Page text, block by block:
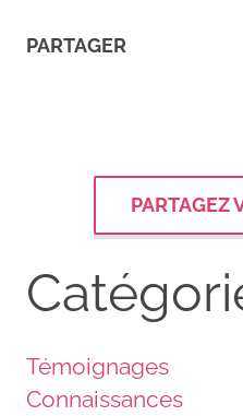
PARTAGER
PARTAGEZ
Témoignages
Connaissances